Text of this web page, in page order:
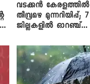
വടക്കൻ കേരളത്തിൽ
തീവ്രമഴ മുന്നറിയിപ്പ്; 7
ജില്ലകളിൽ ഓറഞ്ച്